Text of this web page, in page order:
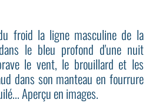
froid la ligne masculine de la
le bleu profond d'une nuit
le vent, le brouillard et les
dans son manteau en fourrure
Aperçu en images.